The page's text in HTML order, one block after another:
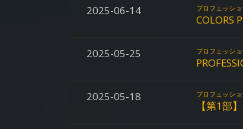
2025-06-14 プロフェッシ
COLORS
2025-05-25 プロフェッシ
2025-05-18 プロフェッシ
【第1部